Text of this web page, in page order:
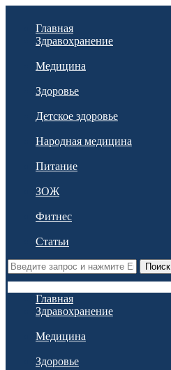
Главная
Здравохранение
Медицина
Здоровье
Детское здоровье
Народная медицина
Питание
ЗОЖ
Фитнес
Статьи
Поиск
Главная
Здравохранение
Медицина
Здоровье